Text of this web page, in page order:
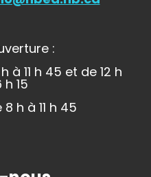
:
à 11 h 45 et de 12 h
h 15
h à 11 h 45